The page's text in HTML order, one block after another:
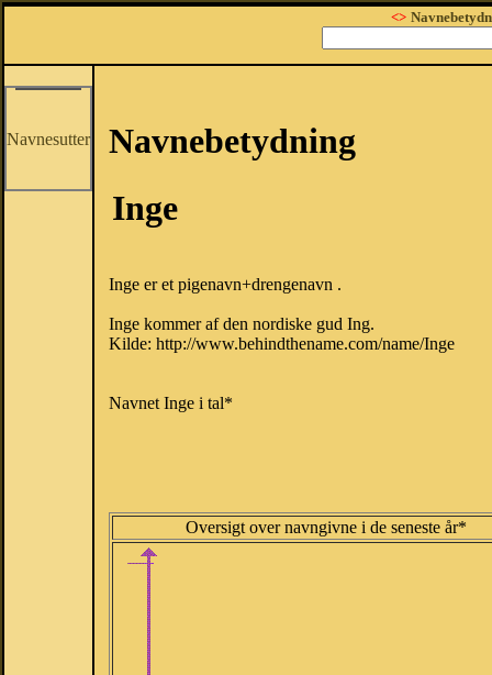
<>
Navnesutter
Navnebetydning
Inge
Inge er et pigenavn+drengenavn .
Inge kommer af den nordiske gud Ing.
Kilde: http://www.behindthename.com/name/Inge
Navnet Inge i tal*
Oversigt over navngivne i de seneste år*